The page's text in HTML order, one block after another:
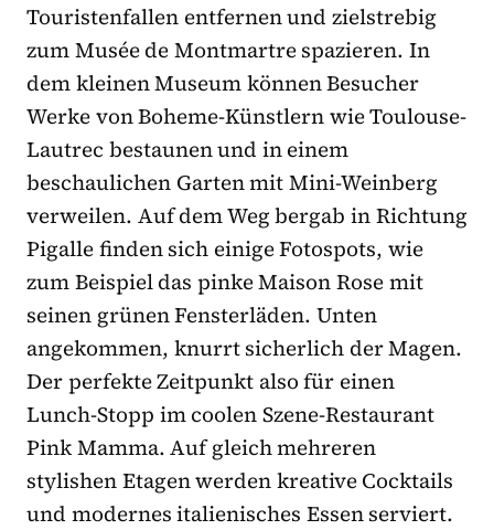
Touristenfallen entfernen und zielstrebig
zum Musée de Montmartre spazieren. In
dem kleinen Museum können Besucher
Werke von Boheme-Künstlern wie Toulouse-
Lautrec bestaunen und in einem
beschaulichen Garten mit Mini-Weinberg
verweilen. Auf dem Weg bergab in Richtung
Pigalle finden sich einige Fotospots, wie
zum Beispiel das pinke Maison Rose mit
seinen grünen Fensterläden. Unten
angekommen, knurrt sicherlich der Magen.
Der perfekte Zeitpunkt also für einen
Lunch-Stopp im coolen Szene-Restaurant
Pink Mamma. Auf gleich mehreren
stylishen Etagen werden kreative Cocktails
und modernes italienisches Essen serviert.